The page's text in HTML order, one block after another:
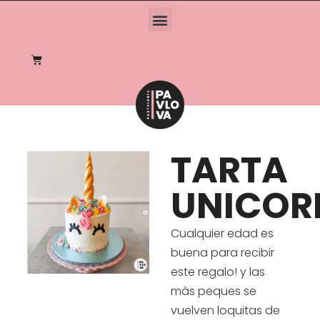
TARTA
Cualquier edad es
buena para recibir
este regalo! y las
màs peques se
vuelven loquitas de